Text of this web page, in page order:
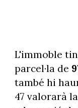
L'immoble
parcel·la de
també hi
47 valorarà la